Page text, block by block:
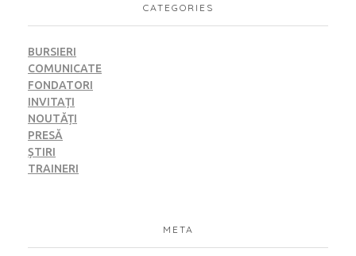
CATEGORIES
BURSIERI
COMUNICATE
FONDATORI
INVITAȚI
NOUTĂȚI
PRESĂ
ȘTIRI
TRAINERI
META